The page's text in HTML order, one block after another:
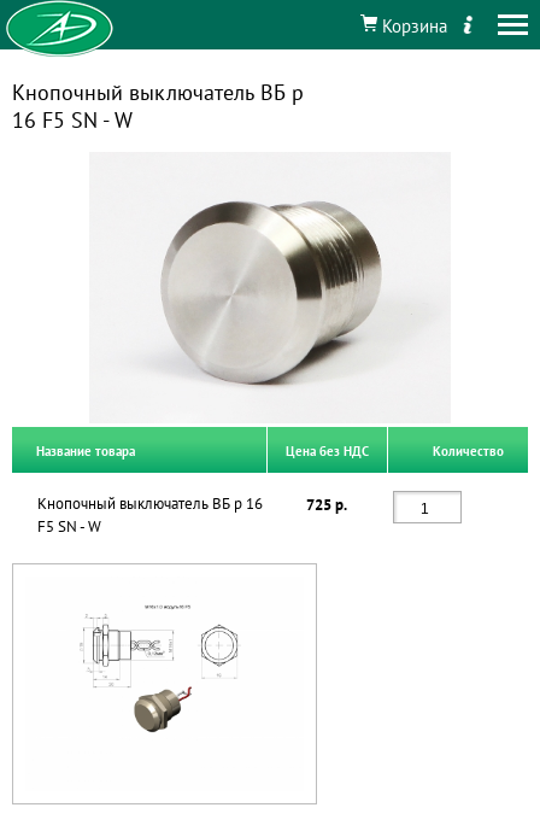
Корзина
Кнопочный выключатель ВБ р
16 F5 SN - W
Название товара Цена без НДС Количество
Кнопочный выключатель ВБ р 16
F5 SN - W
725 р.